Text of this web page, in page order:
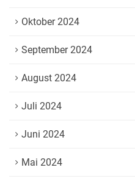
Oktober 2024
September 2024
August 2024
Juli 2024
Juni 2024
Mai 2024